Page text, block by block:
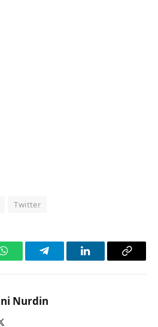
Twitter
WhatsAppTelegramLinkedInCopy
Nurdin